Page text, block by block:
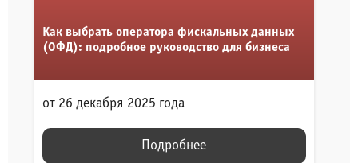
Как выбрать оператора фискальных данных
(ОФД): подробное руководство для бизнеса
от 26 декабря 2025 года
Подробнее